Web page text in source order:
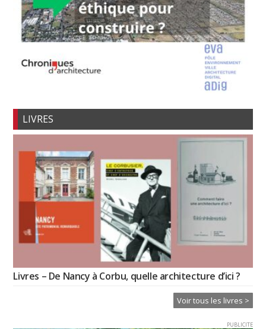
LIVRES
Livres – De Nancy à Corbu, quelle architecture d’ici ?
Voir tous les livres >
PUBLICITE